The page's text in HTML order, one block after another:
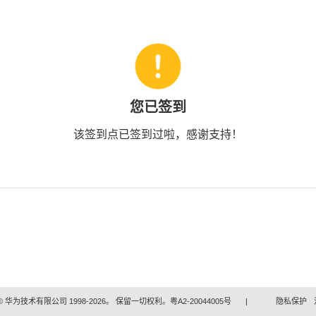
您已签到
该签到点已签到过啦，感谢支持！
华为技术有限公司 1998-2026。 保留一切权利。粤A2-20044005号 | 隐私保护